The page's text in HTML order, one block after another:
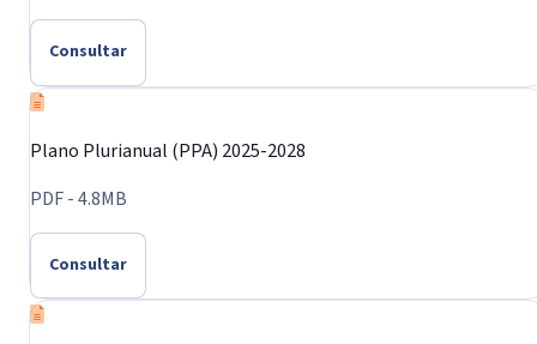
Consultar
Plano Plurianual (PPA) 2025-2028
PDF - 4.8MB
Consultar